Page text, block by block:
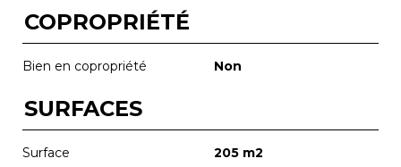
COPROPRIÉTÉ
Bien en copropriété Non
SURFACES
Surface
205 m2